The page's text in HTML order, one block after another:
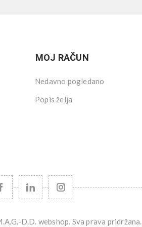
MOJ RAČUN
Nedavno pogledano
Popis želja
D.D. webshop. Sva prava pridržana.